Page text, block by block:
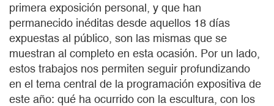
primera exposición personal, y que han
permanecido inéditas desde aquellos 18 días
expuestas al público, son las mismas que se
muestran al completo en esta ocasión. Por un lado,
estos trabajos nos permiten seguir profundizando
en el tema central de la programación expositiva de
este año: qué ha ocurrido con la escultura, con los